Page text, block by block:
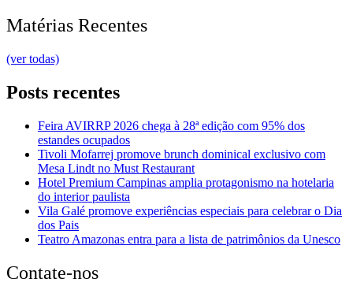
Matérias Recentes
(ver todas)
Posts recentes
Feira AVIRRP 2026 chega à 28ª edição com 95% dos
estandes ocupados
Tivoli Mofarrej promove brunch dominical exclusivo com
Mesa Lindt no Must Restaurant
Hotel Premium Campinas amplia protagonismo na hotelaria
do interior paulista
Vila Galé promove experiências especiais para celebrar o Dia
dos Pais
Teatro Amazonas entra para a lista de patrimônios da Unesco
Contate-nos